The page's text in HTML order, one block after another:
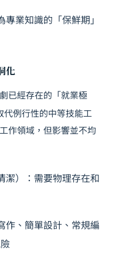
專業知識的「保鮮期」
化
已經存在的「就業極
例行性的中等技能工
作領域，但影響並不均
潔）：需要物理存在和
作、簡單設計、常規編